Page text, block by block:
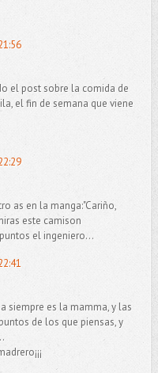
el post sobre la comida de
el fin de semana que viene
as en la manga:"Cariño,
este camison
el ingeniero...
siempre es la mamma, y las
de los que piensas, y